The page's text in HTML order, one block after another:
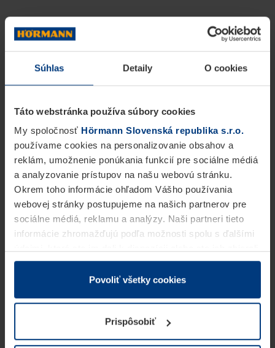
Súhlas Detaily O cookies
Táto webstránka používa súbory cookies
My spoločnosť Hörmann Slovenská republika s.r.o.
používame cookies na personalizovanie obsahov a
reklám, umožnenie ponúkania funkcií pre sociálne médiá
a analyzovanie prístupov na našu webovú stránku.
Okrem toho informácie ohľadom Vášho používania
webovej stránky postupujeme na našich partnerov pre
sociálne médiá, reklamu a analýzy. Naši partneri tieto
informácie zhromažďujú podľa možnosti spolu s ďalšími
v rámci Vášho využívania služieb.
Z právneho hľadiska môžeme cookies ukladať na Vašom
prevádzku tejto stránky. Pre všetky ostatné typy cookie
potrebujeme Vaše povolenie. Vaše povolenie môžete
kedykoľvek zmeniť alebo odvolať vo vysvetlení cookie
Povoliť všetky cookies
Prispôsobiť